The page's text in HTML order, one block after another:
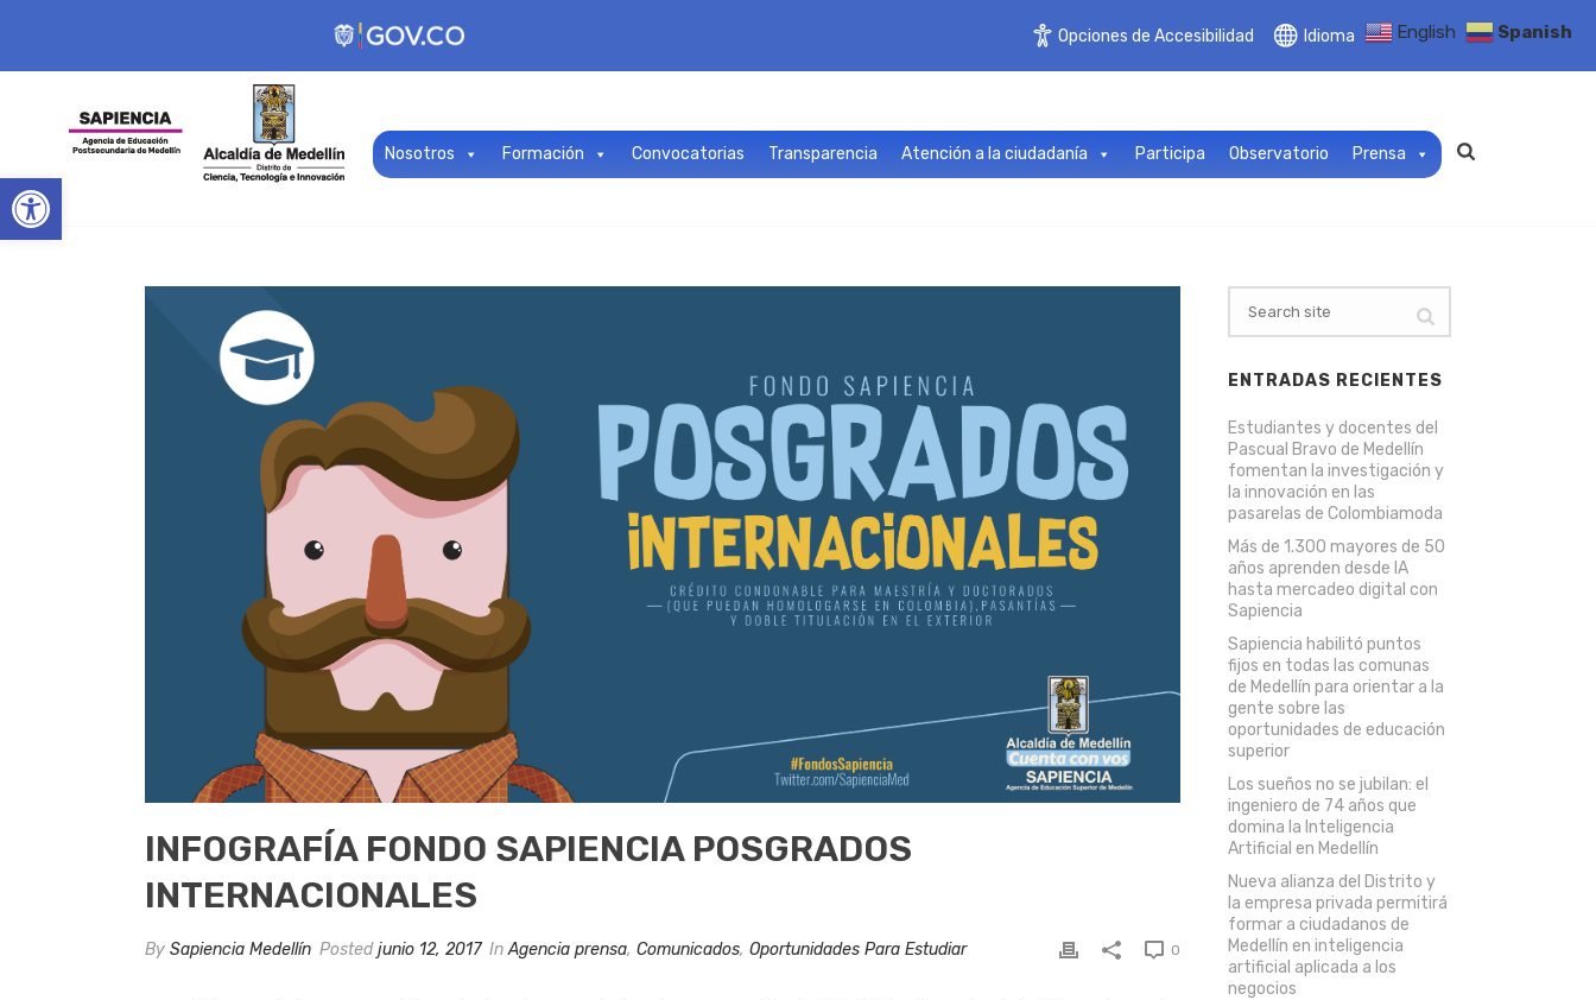
Open toolbar
Opciones de Accesibilidad Idioma
Nosotros Formación Convocatorias Transparencia Atención a la ciudadanía Participa Observatorio Prensa
INFOGRAFÍA FONDO SAPIENCIA POSGRADOS
INTERNACIONALES
By Sapiencia Medellín Postedjunio 12, 2017 InAgencia prensa, Comunicados, Oportunidades Para Estudiar 0
ENTRADAS RECIENTES
Estudiantes y docentes del
Pascual Bravo de Medellín
fomentan la investigación y
la innovación en las
pasarelas de Colombiamoda
Más de 1.300 mayores de 50
años aprenden desde IA
hasta mercadeo digital con
Sapiencia
Sapiencia habilitó puntos
fijos en todas las comunas
de Medellín para orientar a la
gente sobre las
oportunidades de educación
superior
Los sueños no se jubilan: el
ingeniero de 74 años que
domina la Inteligencia
Artificial en Medellín
Nueva alianza del Distrito y
la empresa privada permitirá
formar a ciudadanos de
Medellín en inteligencia
artificial aplicada a los
negocios
English Spanish